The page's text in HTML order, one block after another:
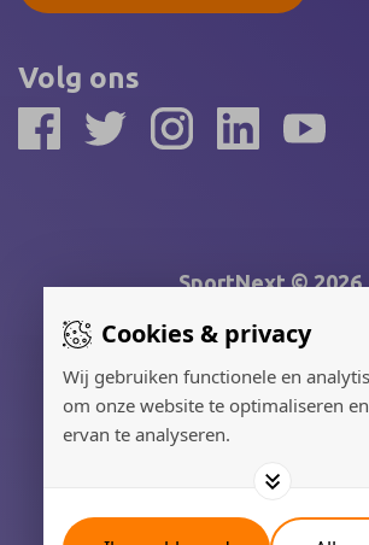
Cookies & privacy
Wij gebruiken functionele en
om onze website te optimaliseren
ervan te analyseren.
Volg ons
SportNext © 2026
Gerealiseerd door:
Adverteren
Cookies
Contact